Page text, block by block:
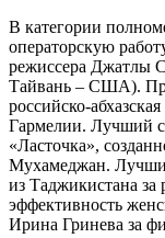
В категории
операторскую
режиссера Джатлы
Тайвань – США).
российско-
Гармелии. Лучший
«Ласточка»,
Мухамеджан.
из Таджикистана за
эффективность
Ирина Гринева за